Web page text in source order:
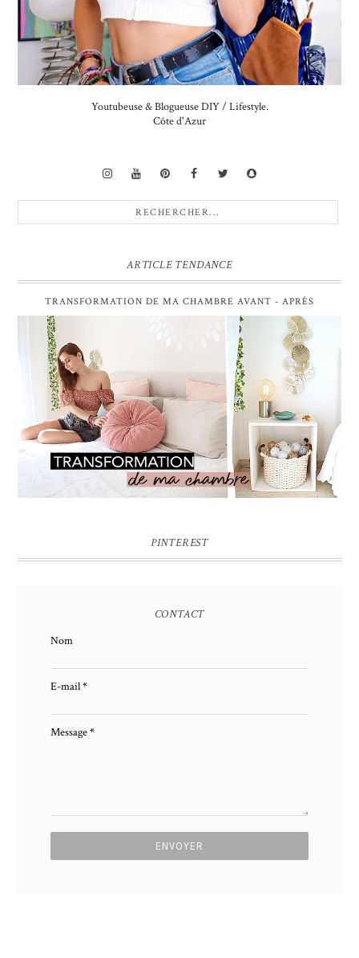
Youtubeuse & Blogueuse DIY / Lifestyle.
Côte d'Azur
ARTICLE TENDANCE
TRANSFORMATION DE MA CHAMBRE AVANT - APRÈS
PINTEREST
CONTACT
Nom
E-mail*
Message*